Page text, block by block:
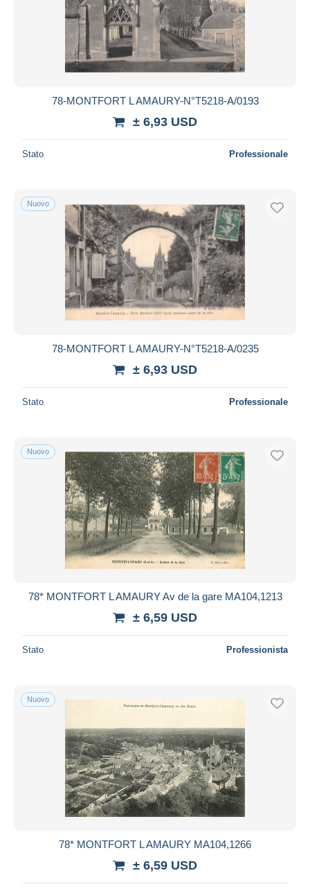
78-MONTFORT L AMAURY-N°T5218-A/0193
± 6,93 USD
Stato Professionale
Nuovo
78-MONTFORT L AMAURY-N°T5218-A/0235
± 6,93 USD
Stato Professionale
Nuovo
78* MONTFORT L AMAURY Av de la gare MA104,1213
± 6,59 USD
Stato Professionista
Nuovo
78* MONTFORT L AMAURY MA104,1266
± 6,59 USD